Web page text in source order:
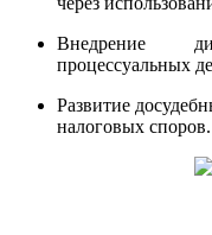
Внедрение
процессуальных
Развитие
налоговых споров.